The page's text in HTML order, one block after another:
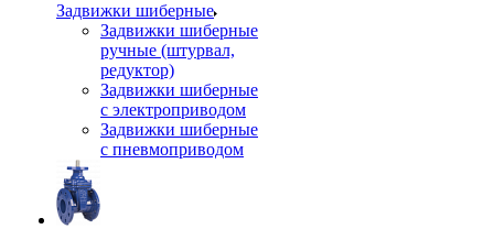
Задвижки шиберные
Задвижки шиберные
ручные (штурвал,
редуктор)
Задвижки шиберные
с электроприводом
Задвижки шиберные
с пневмоприводом